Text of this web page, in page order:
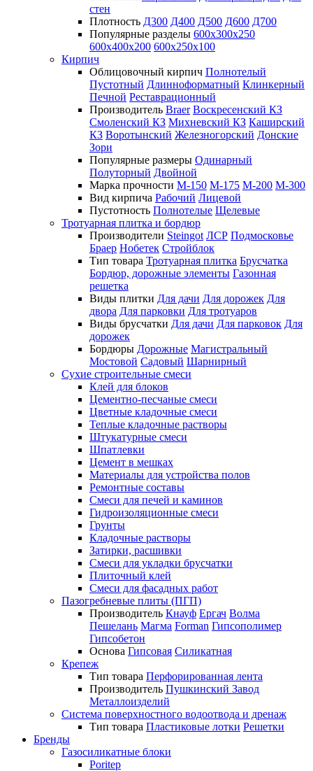
стен
Плотность Д300 Д400 Д500 Д600 Д700
Популярные разделы 600х300х250
600х400х200 600х250х100
Кирпич
Облицовочный кирпич Полнотелый
Пустотный Длинноформатный Клинкерный
Печной Реставрационный
Производитель Braer Воскресенский КЗ
Смоленский КЗ Михневский КЗ Каширский
КЗ Воротынский Железногорский Донские
Зори
Популярные размеры Одинарный
Полуторный Двойной
Марка прочности М-150 М-175 М-200 М-300
Вид кирпича Рабочий Лицевой
Пустотность Полнотелые Щелевые
Тротуарная плитка и бордюр
Производители Steingot ЛСР Подмосковье
Браер Нобетек Стройблок
Тип товара Тротуарная плитка Брусчатка
Бордюр, дорожные элементы Газонная
решетка
Виды плитки Для дачи Для дорожек Для
двора Для парковки Для тротуаров
Виды брусчатки Для дачи Для парковок Для
дорожек
Бордюры Дорожные Магистральный
Мостовой Садовый Шарнирный
Сухие строительные смеси
Клей для блоков
Цементно-песчаные смеси
Цветные кладочные смеси
Теплые кладочные растворы
Штукатурные смеси
Шпатлевки
Цемент в мешках
Материалы для устройства полов
Ремонтные составы
Смеси для печей и каминов
Гидроизоляционные смеси
Грунты
Кладочные растворы
Затирки, расшивки
Смеси для укладки брусчатки
Плиточный клей
Смеси для фасадных работ
Пазогребневые плиты (ПГП)
Производитель Кнауф Ергач Волма
Пешелань Магма Forman Гипсополимер
Гипсобетон
Основа Гипсовая Силикатная
Крепеж
Тип товара Перфорированная лента
Производитель Пушкинский Завод
Металлоизделий
Система поверхностного водоотвода и дренаж
Тип товара Пластиковые лотки Решетки
Бренды
Газосиликатные блоки
Poritep